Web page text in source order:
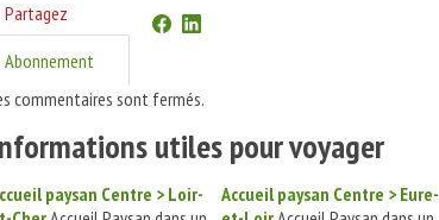
Partagez
Abonnement
commentaires sont fermés.
utiles pour voyager
paysan Centre > Loir-
Accueil paysan Centre > Eure-